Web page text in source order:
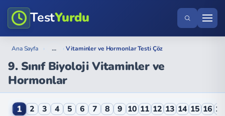
TestYurdu
Ana Sayfa › ... › Vitaminler ve Hormonlar Testi Çöz
9. Sınıf Biyoloji Vitaminler ve
Hormonlar
9. Sınıf Biyoloji Vitaminler ve Hormonlar Online
1 2 3 4 5 6 7 8 9 10 11 12 13 14 15 16 17